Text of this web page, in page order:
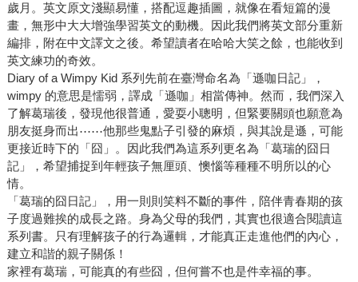
歲月。英文原文淺顯易懂，搭配逗趣插圖，就像在看短篇的漫
畫，無形中大大增強學習英文的動機。因此我們將英文部分重新
編排，附在中文譯文之後。希望讀者在哈哈大笑之餘，也能收到
英文練功的奇效。
Diary of a Wimpy Kid 系列先前在臺灣命名為「遜咖日記」，
wimpy 的意思是懦弱，譯成「遜咖」相當傳神。然而，我們深入
了解葛瑞後，發現他很普通，愛耍小聰明，但緊要關頭也願意為
朋友挺身而出⋯⋯他那些鬼點子引發的麻煩，與其說是遜，可能
更接近時下的「囧」。因此我們為這系列更名為「葛瑞的囧日
記」，希望捕捉到年輕孩子無厘頭、懊惱等種種不明所以的心
情。
「葛瑞的囧日記」，用一則則笑料不斷的事件，陪伴青春期的孩
子度過難挨的成長之路。身為父母的我們，其實也很適合閱讀這
系列書。只有理解孩子的行為邏輯，才能真正走進他們的內心，
建立和諧的親子關係！
家裡有葛瑞，可能真的有些囧，但何嘗不也是件幸福的事。